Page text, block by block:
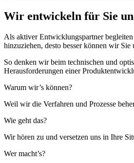
Wir entwickeln für Sie
Als aktiver Entwicklungspartner
hinzuziehen, desto besser können wir Sie
So denken wir beim technischen und
Herausforderungen einer
Warum wir’s können?
Weil wir die Verfahren und Prozesse
Wie geht das?
Wir hören zu und versetzen uns in Ihre
Wer macht’s?